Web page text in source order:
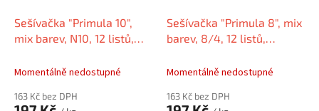
Sešívačka "Primula 10",
mix barev, N10, 12 listů,
Momentálně nedostupné
163 Kč bez DPH
Sešívačka "Primula 8", mix
barev, 8/4, 12 listů,
Momentálně nedostupné
163 Kč bez DPH